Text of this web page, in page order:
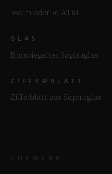
100 m oder 10 ATM
GLAS
Entspiegeltes Saphirglas
ZIFFERBLATT
Zifferblatt aus Saphirglas